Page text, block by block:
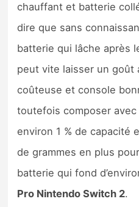
chauffant et batterie
dire que sans
batterie qui lâche après
peut vite laisser un goût
coûteuse et console
toutefois composer
environ 1 % de capacité
de grammes en plus
batterie qui fond
Pro Nintendo Switch 2.